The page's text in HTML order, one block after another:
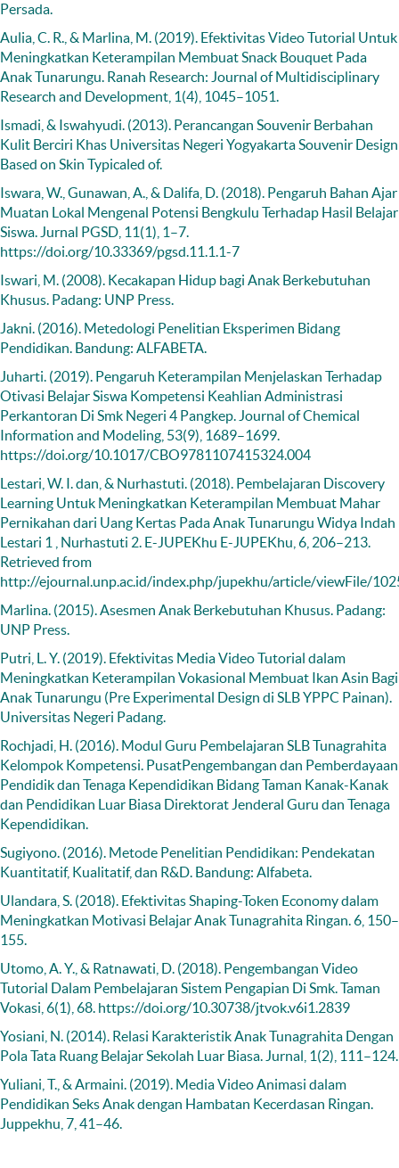
Persada.
Aulia, C. R., & Marlina, M. (2019). Efektivitas Video Tutorial Untuk
Meningkatkan Keterampilan Membuat Snack Bouquet Pada
Anak Tunarungu. Ranah Research: Journal of Multidisciplinary
Research and Development, 1(4), 1045–1051.
Ismadi, & Iswahyudi. (2013). Perancangan Souvenir Berbahan
Kulit Berciri Khas Universitas Negeri Yogyakarta Souvenir Design
Based on Skin Typicaled of.
Iswara, W., Gunawan, A., & Dalifa, D. (2018). Pengaruh Bahan Ajar
Muatan Lokal Mengenal Potensi Bengkulu Terhadap Hasil Belajar
Siswa. Jurnal PGSD, 11(1), 1–7.
https://doi.org/10.33369/pgsd.11.1.1-7
Iswari, M. (2008). Kecakapan Hidup bagi Anak Berkebutuhan
Khusus. Padang: UNP Press.
Jakni. (2016). Metedologi Penelitian Eksperimen Bidang
Pendidikan. Bandung: ALFABETA.
Juharti. (2019). Pengaruh Keterampilan Menjelaskan Terhadap
Otivasi Belajar Siswa Kompetensi Keahlian Administrasi
Perkantoran Di Smk Negeri 4 Pangkep. Journal of Chemical
Information and Modeling, 53(9), 1689–1699.
https://doi.org/10.1017/CBO9781107415324.004
Lestari, W. I. dan, & Nurhastuti. (2018). Pembelajaran Discovery
Learning Untuk Meningkatkan Keterampilan Membuat Mahar
Pernikahan dari Uang Kertas Pada Anak Tunarungu Widya Indah
Lestari 1 , Nurhastuti 2. E-JUPEKhu E-JUPEKhu, 6, 206–213.
Retrieved from
http://ejournal.unp.ac.id/index.php/jupekhu/article/viewFile/
Marlina. (2015). Asesmen Anak Berkebutuhan Khusus. Padang:
UNP Press.
Putri, L. Y. (2019). Efektivitas Media Video Tutorial dalam
Meningkatkan Keterampilan Vokasional Membuat Ikan Asin Bagi
Anak Tunarungu (Pre Experimental Design di SLB YPPC Painan).
Universitas Negeri Padang.
Rochjadi, H. (2016). Modul Guru Pembelajaran SLB Tunagrahita
Kelompok Kompetensi. PusatPengembangan dan Pemberdayaan
Pendidik dan Tenaga Kependidikan Bidang Taman Kanak-Kanak
dan Pendidikan Luar Biasa Direktorat Jenderal Guru dan Tenaga
Kependidikan.
Sugiyono. (2016). Metode Penelitian Pendidikan: Pendekatan
Kuantitatif, Kualitatif, dan R&D. Bandung: Alfabeta.
Ulandara, S. (2018). Efektivitas Shaping-Token Economy dalam
Meningkatkan Motivasi Belajar Anak Tunagrahita Ringan. 6, 150–
155.
Utomo, A. Y., & Ratnawati, D. (2018). Pengembangan Video
Tutorial Dalam Pembelajaran Sistem Pengapian Di Smk. Taman
Vokasi, 6(1), 68. https://doi.org/10.30738/jtvok.v6i1.2839
Yosiani, N. (2014). Relasi Karakteristik Anak Tunagrahita Dengan
Pola Tata Ruang Belajar Sekolah Luar Biasa. Jurnal, 1(2), 111–124.
Yuliani, T., & Armaini. (2019). Media Video Animasi dalam
Pendidikan Seks Anak dengan Hambatan Kecerdasan Ringan.
Juppekhu, 7, 41–46.